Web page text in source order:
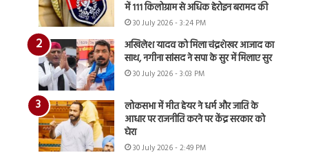
में 111 किलोग्राम से अधिक हेरोइन बरामद की
30 July 2026 - 3:24 PM
अखिलेश यादव को मिला चंद्रशेखर आजाद का
साथ, नगीना सांसद ने सपा के सुर में मिलाए सुर
30 July 2026 - 3:03 PM
लोकसभा में मीत हेयर ने धर्म और जाति के
आधार पर राजनीति करने पर केंद्र सरकार को
घेरा
30 July 2026 - 2:49 PM